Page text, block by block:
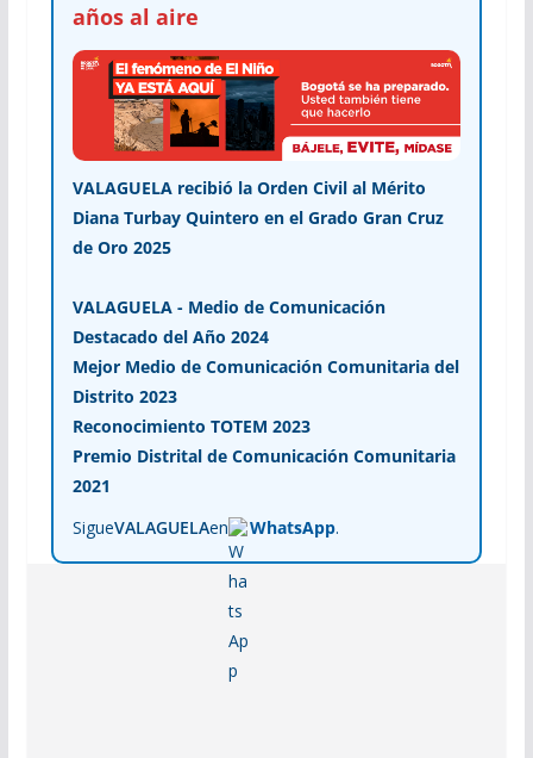
años al aire
VALAGUELA recibió la Orden Civil al Mérito
Diana Turbay Quintero en el Grado Gran Cruz
de Oro 2025
VALAGUELA - Medio de Comunicación
Destacado del Año 2024
Mejor Medio de Comunicación Comunitaria del
Distrito 2023
Reconocimiento TOTEM 2023
Premio Distrital de Comunicación Comunitaria
2021
SigueVALAGUELAen WhatsApp.